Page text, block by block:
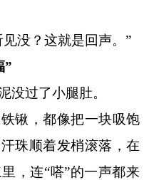
没？这就是回声。”
”
过了小腿肚。
，都像把一块吸饱
珠顺着发梢滚落，在
，连“嗒”的一声都来